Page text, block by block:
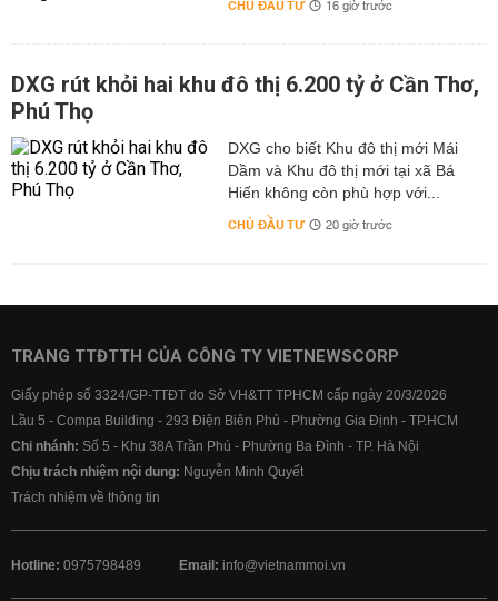
CHỦ ĐẦU TƯ 16 giờ trước
DXG rút khỏi hai khu đô thị 6.200 tỷ ở Cần Thơ,
Phú Thọ
DXG cho biết Khu đô thị mới Mái
Dầm và Khu đô thị mới tại xã Bá
Hiến không còn phù hợp với...
CHỦ ĐẦU TƯ 20 giờ trước
TRANG TTĐTTH CỦA CÔNG TY VIETNEWSCORP
Giấy phép số 3324/GP-TTĐT do Sở VH&TT TPHCM cấp ngày 20/3/2026
Lầu 5 - Compa Building - 293 Điện Biên Phủ - Phường Gia Định - TP.HCM
Chi nhánh: Số 5 - Khu 38A Trần Phú - Phường Ba Đình - TP. Hà Nội
Chịu trách nhiệm nội dung: Nguyễn Minh Quyết
Trách nhiệm về thông tin
Hotline: 0975798489 Email: info@vietnammoi.vn